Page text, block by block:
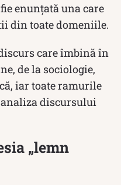
enunțată una care
din toate domeniile.
care îmbină în
de la sociologie,
iar toate ramurile
discursului
„lemn